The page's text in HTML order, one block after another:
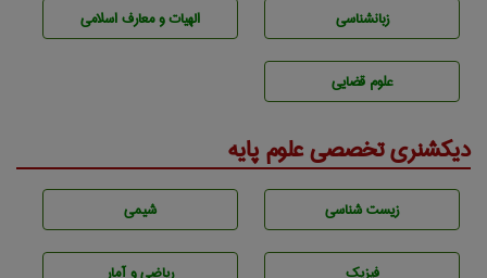
زبانشناسی الهیات و معارف اسلامی
علوم قضایی
دیکشنری تخصصی علوم پایه
زيست شناسی شيمی
فیزیک ریاضی و آمار